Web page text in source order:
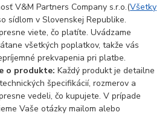
V&M Partners Company s.r.o.(Všetky
sídlom v Slovenskej Republike.
viete, čo platíte. Uvádzame
všetkých poplatkov, takže vás
prekvapenia pri platbe.
o produkte: Každý produkt je detailne
špecifikácií, rozmerov a
vedeli, čo kupujete. V prípade
Vaše otázky mailom alebo